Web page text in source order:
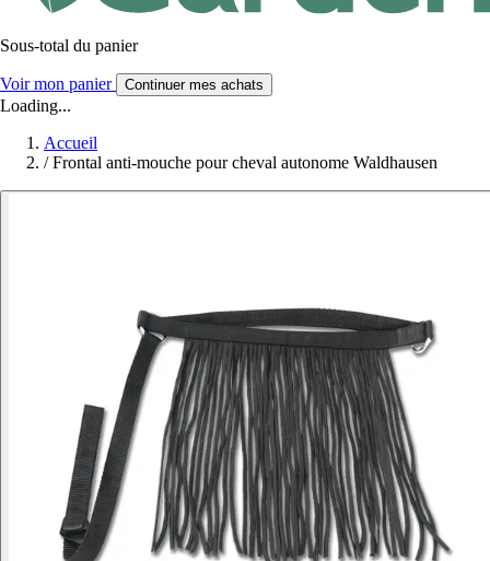
Sous-total du panier
Voir mon panier Continuer mes achats
Loading...
Accueil
/ Frontal anti-mouche pour cheval autonome Waldhausen